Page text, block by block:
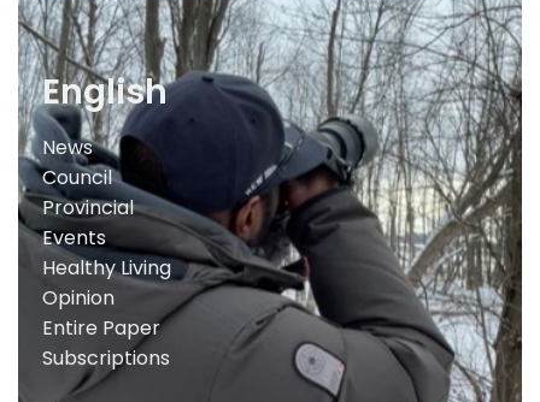
English
News
Council
Provincial
Events
Healthy Living
Opinion
Entire Paper
Subscriptions